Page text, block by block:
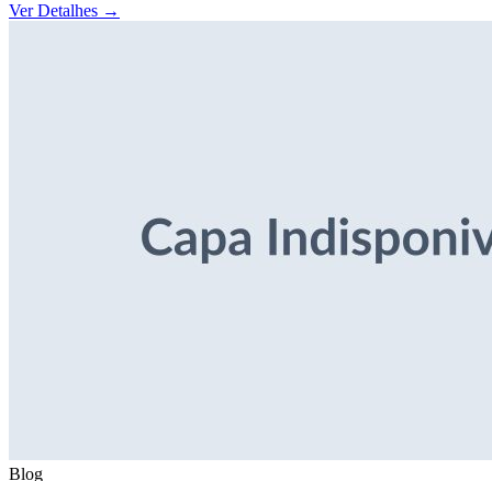
Ver Detalhes →
Blog